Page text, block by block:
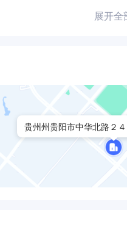
展开全
贵州州贵阳市中华北路２